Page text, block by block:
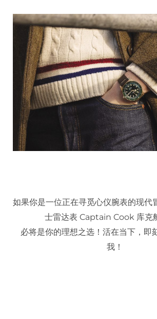
如果你是一位正在寻觅心仪腕表的现代
士雷达表 Captain Cook 库克
必将是你的理想之选！活在当下，即
我！